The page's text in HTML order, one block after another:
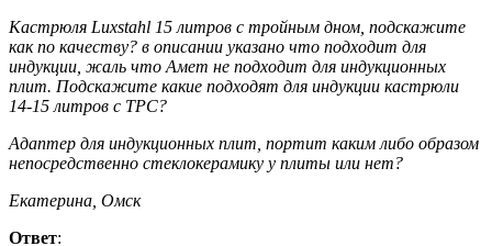
Кастрюля Luxstahl 15 литров с тройным дном, подскажите
как по качеству? в описании указано что подходит для
индукции, жаль что Амет не подходит для индукционных
плит. Подскажите какие подходят для индукции кастрюли
14-15 литров с ТРС?
Адаптер для индукционных плит, портит каким либо образом
непосредственно стеклокерамику у плиты или нет?
Екатерина, Омск
Ответ: